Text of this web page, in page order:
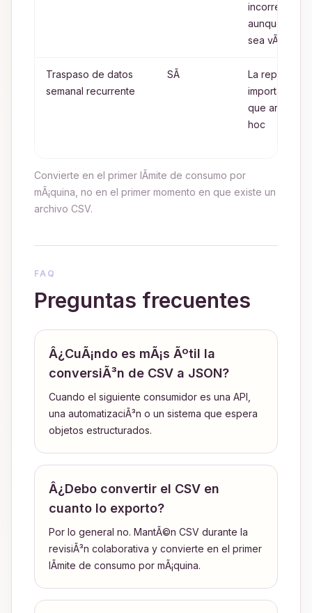
incorrecta
aunque el
sea vÃ¡lido
Traspaso de datos
semanal recurrente
SÃ­
La
importa mÃ¡s
que arreglos
hoc
Convierte en el primer lÃ­mite de consumo por
mÃ¡quina, no en el primer momento en que existe un
archivo CSV.
FAQ
Preguntas frecuentes
Â¿CuÃ¡ndo es mÃ¡s Ãºtil la
conversiÃ³n de CSV a JSON?
Cuando el siguiente consumidor es una API,
una automatizaciÃ³n o un sistema que espera
objetos estructurados.
Â¿Debo convertir el CSV en
cuanto lo exporto?
Por lo general no. MantÃ©n CSV durante la
revisiÃ³n colaborativa y convierte en el primer
lÃ­mite de consumo por mÃ¡quina.